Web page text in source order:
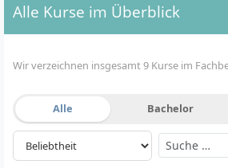
Alle Kurse im Überblick
Wir verzeichnen insgesamt 9 Kurse im
Alle Bachelor